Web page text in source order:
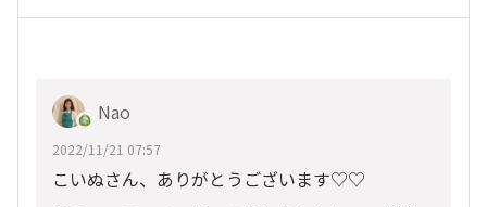
Nao
2022/11/21 07:57
こいぬさん、ありがとうございます♡♡